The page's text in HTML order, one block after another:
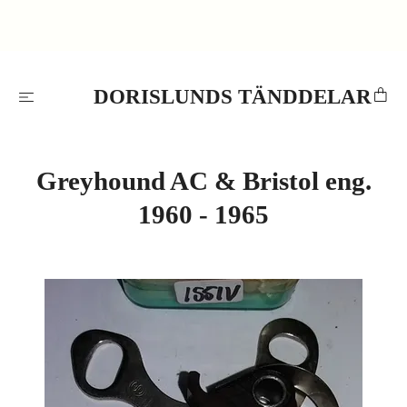
DORISLUNDS TÄNDDELAR
Greyhound AC & Bristol eng.
1960 - 1965